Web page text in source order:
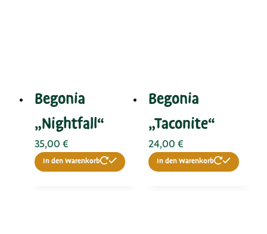
Begonia
„Nightfall“
35,00 €
In den Warenkorb
Begonia
„Taconite“
24,00 €
In den Warenkorb